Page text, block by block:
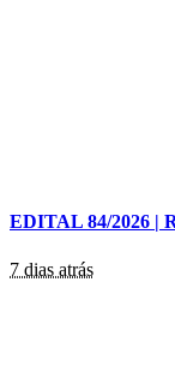
EDITAL 84/2026 |
7 dias atrás